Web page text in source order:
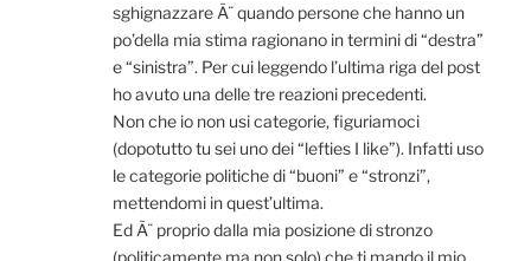
sghignazzare Ã¨ quando persone che hanno un
po’della mia stima ragionano in termini di “destra”
e “sinistra”. Per cui leggendo l’ultima riga del post
ho avuto una delle tre reazioni precedenti.
Non che io non usi categorie, figuriamoci
(dopotutto tu sei uno dei “lefties I like”). Infatti uso
le categorie politiche di “buoni” e “stronzi”,
mettendomi in quest’ultima.
Ed Ã¨ proprio dalla mia posizione di stronzo
(politicamente ma non solo) che ti mando il mio